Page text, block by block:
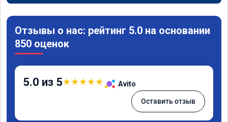
Отзывы о нас: рейтинг 5.0 на основании
850 оценок
5.0 из 5★★★★★ Avito
Оставить отзыв